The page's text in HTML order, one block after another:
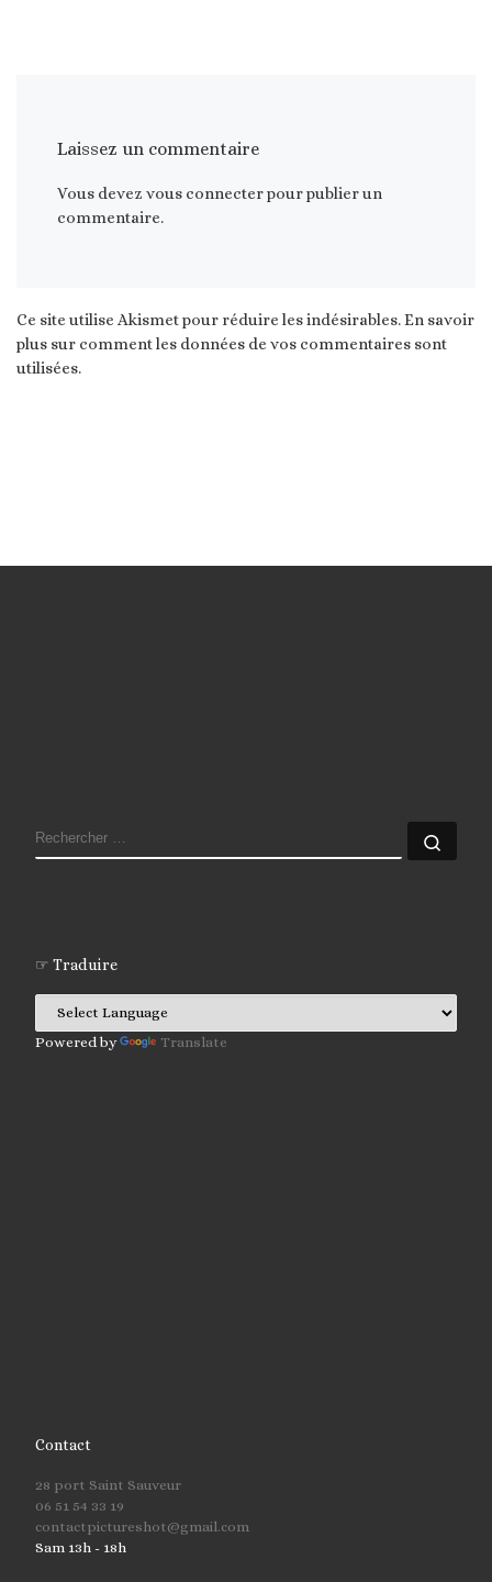
Laissez un commentaire
Vous devez vous connecterpour publier un
commentaire.
Ce site utilise Akismet pour réduire les indésirables.En savoir
plus sur comment les données de vos commentaires sont
utilisées.
RECHERCHER
☞ Traduire
Powered by Translate
Contact
28 port Saint Sauveur
06 51 54 33 19
contactpictureshot@gmail.com
Sam 13h - 18h